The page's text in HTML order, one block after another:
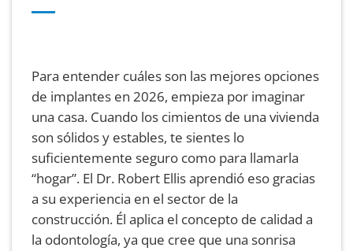
Para entender cuáles son las mejores opciones
de implantes en 2026, empieza por imaginar
una casa. Cuando los cimientos de una vivienda
son sólidos y estables, te sientes lo
suficientemente seguro como para llamarla
“hogar”. El Dr. Robert Ellis aprendió eso gracias
a su experiencia en el sector de la
construcción. Él aplica el concepto de calidad a
la odontología, ya que cree que una sonrisa